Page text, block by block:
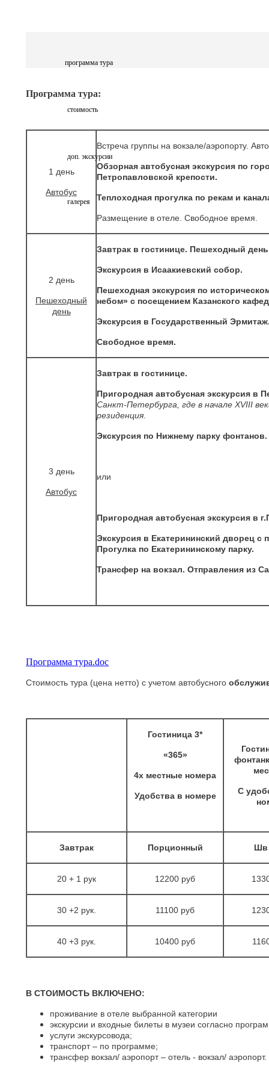
программа тура
стоимость
доп. экскурсии
галерея
Программа тура:
1 день
Автобус
Встреча группы на вокзале/аэропорту.
Обзорная автобусная экскурсия по
Петропавловской крепости.
Теплоходная прогулка по рекам и
Размещение в отеле. Свободное время.
2 день
Пешеходный
день
Завтрак в гостинице. Пешеходный
Экскурсия в Исаакиевский собор.
Пешеходная экскурсия по
небом» с посещением Казанского
Экскурсия в Государственный
Свободное время.
3 день
Автобус
Завтрак в гостинице.
Пригородная автобусная экскурсия в
Санкт-Петербурга, где в начале XVIII
резиденция
Экскурсия по Нижнему парку фонтанов.
или
Пригородная автобусная экскурсия в
Экскурсия в Екатерининский дворец
Прогулка по Екатерининскому парку.
Трансфер на вокзал. Отправления из
Программа тура.doc
Стоимость тура (цена нетто) с учетом автобусного
Гостиница 3*
«365»
4х местные номера
Удобства в номере
С
Завтрак Порционный Шв
20 + 1 рук 12200 руб
30 +2 рук. 11100 руб
40 +3 рук. 10400 руб
В СТОИМОСТЬ ВКЛЮЧЕНО:
проживание в отеле выбранной категории
экскурсии и входные билеты в музеи согласно
услуги экскурсовода;
транспорт – по программе;
трансфер вокзал/ аэропорт – отель - вокзал/ аэропорт.